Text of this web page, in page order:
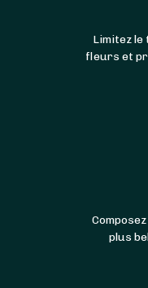
Limitez le
fleurs et
plus